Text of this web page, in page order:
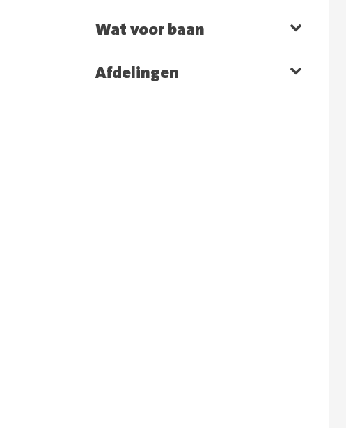
Wat voor baan
Afdelingen